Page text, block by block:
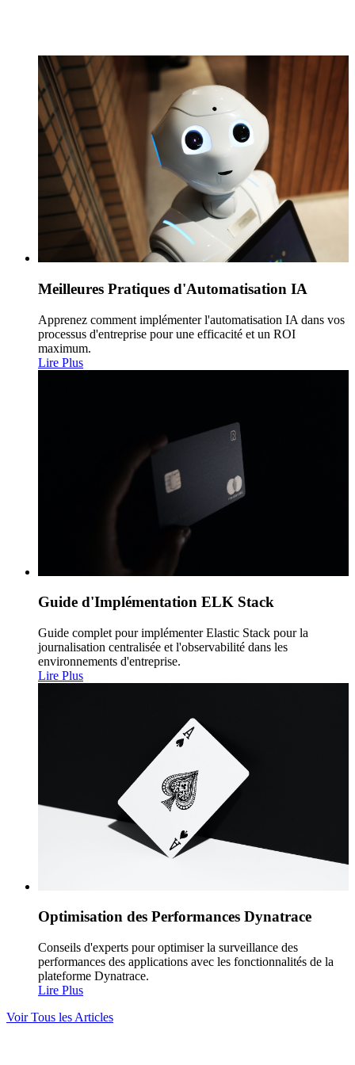
Meilleures Pratiques d'Automatisation IA
Apprenez comment implémenter l'automatisation IA dans vos
processus d'entreprise pour une efficacité et un ROI
maximum.
Lire Plus
Guide d'Implémentation ELK Stack
Guide complet pour implémenter Elastic Stack pour la
journalisation centralisée et l'observabilité dans les
environnements d'entreprise.
Lire Plus
Optimisation des Performances Dynatrace
Conseils d'experts pour optimiser la surveillance des
performances des applications avec les fonctionnalités de la
plateforme Dynatrace.
Lire Plus
Voir Tous les Articles